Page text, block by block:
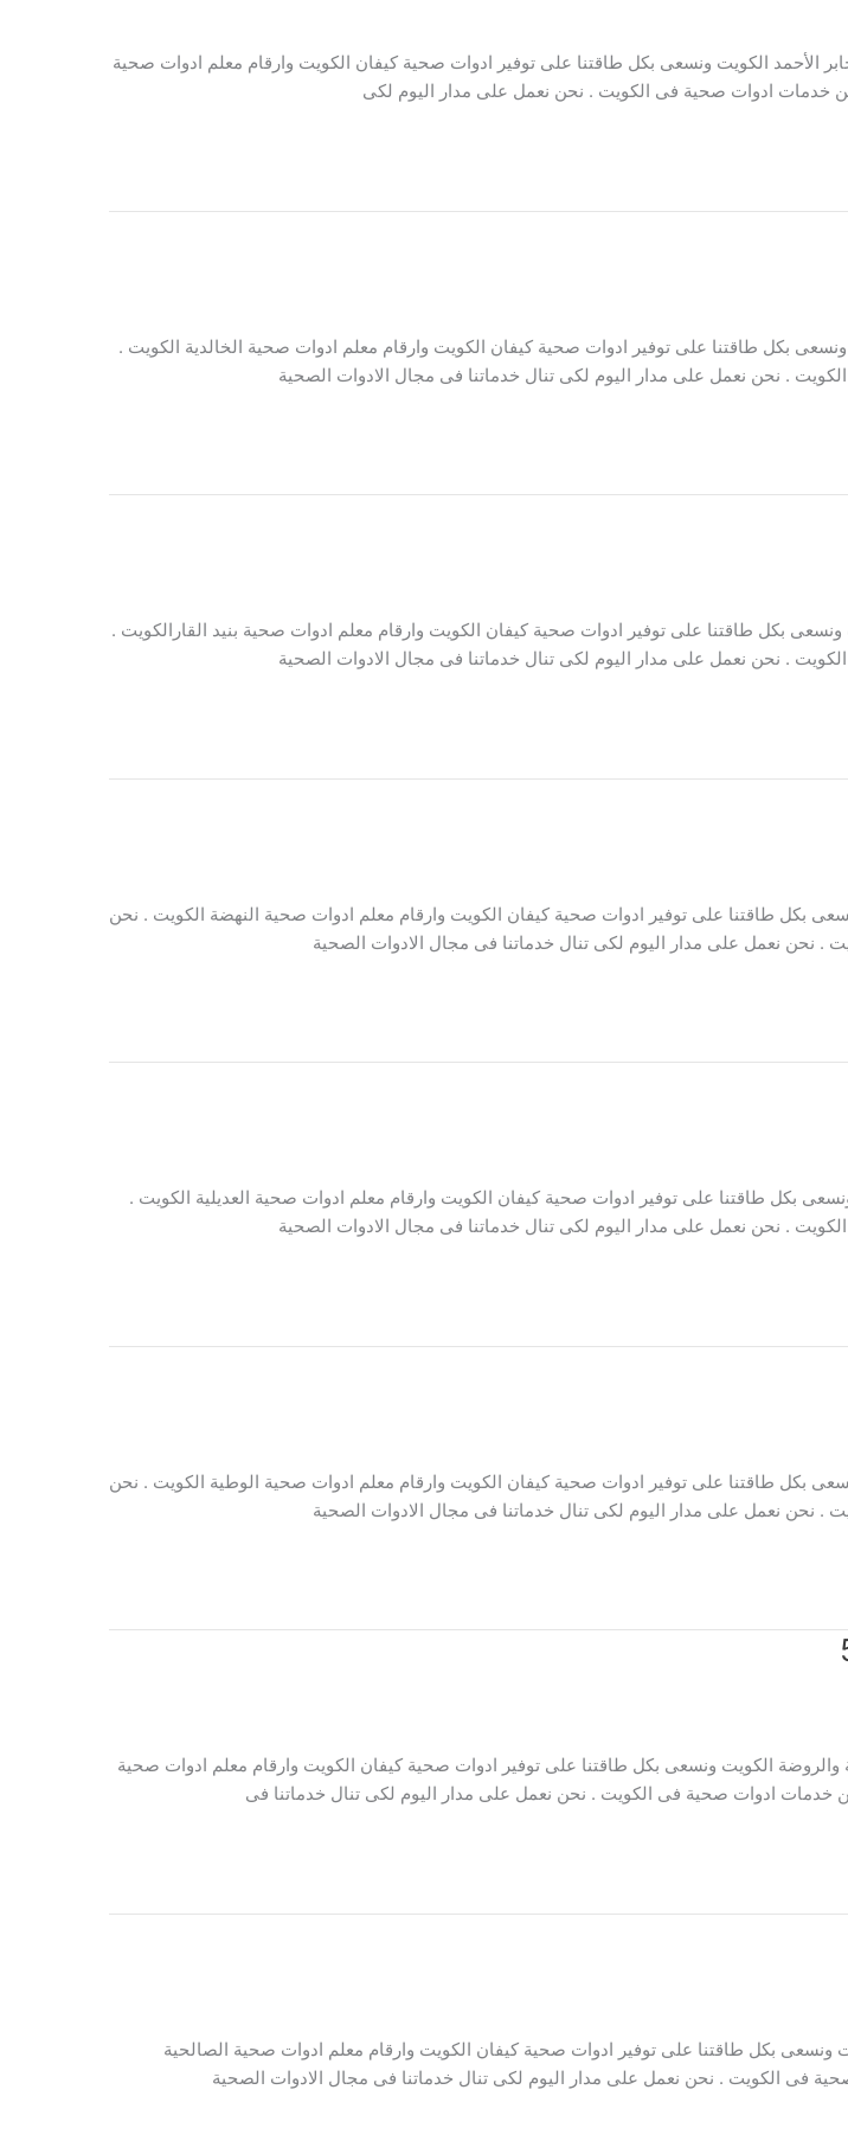
الأحمد الكويت ونسعى بكل طاقتنا على توفير ادوات صحية كيفان الكويت وارقام معلم ادوات صحية
خدمات ادوات صحية فى الكويت . نحن نعمل على مدار اليوم لكى
بكل طاقتنا على توفير ادوات صحية كيفان الكويت وارقام معلم ادوات صحية الخالدية الكويت .
. نحن نعمل على مدار اليوم لكى تنال خدماتنا فى مجال الادوات الصحية
بكل طاقتنا على توفير ادوات صحية كيفان الكويت وارقام معلم ادوات صحية بنيد القارالكويت .
. نحن نعمل على مدار اليوم لكى تنال خدماتنا فى مجال الادوات الصحية
بكل طاقتنا على توفير ادوات صحية كيفان الكويت وارقام معلم ادوات صحية النهضة الكويت . نحن
نحن نعمل على مدار اليوم لكى تنال خدماتنا فى مجال الادوات الصحية
بكل طاقتنا على توفير ادوات صحية كيفان الكويت وارقام معلم ادوات صحية العديلية الكويت .
. نحن نعمل على مدار اليوم لكى تنال خدماتنا فى مجال الادوات الصحية
بكل طاقتنا على توفير ادوات صحية كيفان الكويت وارقام معلم ادوات صحية الوطية الكويت . نحن
نحن نعمل على مدار اليوم لكى تنال خدماتنا فى مجال الادوات الصحية
الكويت ونسعى بكل طاقتنا على توفير ادوات صحية كيفان الكويت وارقام معلم ادوات صحية
خدمات ادوات صحية فى الكويت . نحن نعمل على مدار اليوم لكى تنال خدماتنا فى
بكل طاقتنا على توفير ادوات صحية كيفان الكويت وارقام معلم ادوات صحية الصالحية
فى الكويت . نحن نعمل على مدار اليوم لكى تنال خدماتنا فى مجال الادوات الصحية